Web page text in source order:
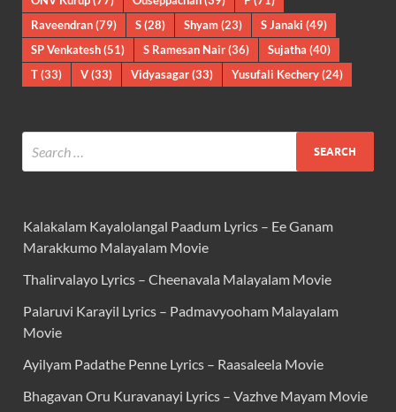
Raveendran(79) S(28) Shyam(23) S Janaki (49)
SP Venkatesh(51) S Ramesan Nair(36) Sujatha (40)
T(33) V(33) Vidyasagar(33) Yusufali Kechery(24)
Kalakalam Kayalolangal Paadum Lyrics – Ee Ganam
Marakkumo Malayalam Movie
Thalirvalayo Lyrics – Cheenavala Malayalam Movie
Palaruvi Karayil Lyrics – Padmavyooham Malayalam
Movie
Ayilyam Padathe Penne Lyrics – Raasaleela Movie
Bhagavan Oru Kuravanayi Lyrics – Vazhve Mayam Movie